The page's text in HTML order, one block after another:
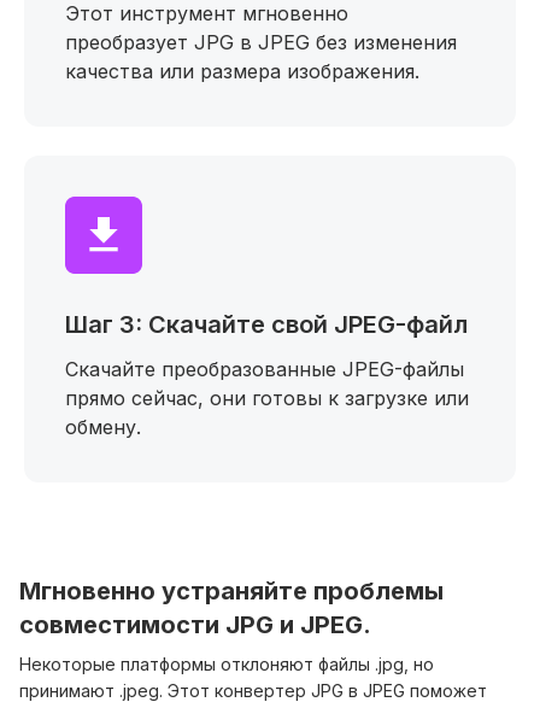
Этот инструмент мгновенно
преобразует JPG в JPEG без изменения
качества или размера изображения.
Шаг 3: Скачайте свой JPEG-файл
Скачайте преобразованные JPEG-файлы
прямо сейчас, они готовы к загрузке или
обмену.
Мгновенно устраняйте проблемы
совместимости JPG и JPEG.
Некоторые платформы отклоняют файлы .jpg, но
принимают .jpeg. Этот конвертер JPG в JPEG поможет